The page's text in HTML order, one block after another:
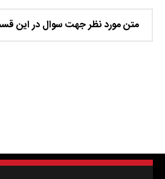
متن مورد نظر جهت سوال در این